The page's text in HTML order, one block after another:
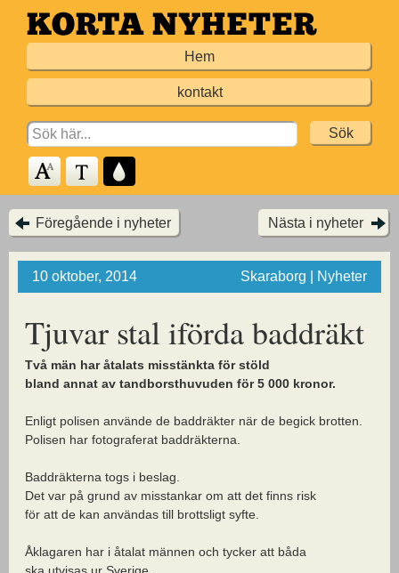
Hoppa
till
Hem
kontakt
Search
for:
Föregående i nyheter Nästa i nyheter
10 oktober, 2014 Skaraborg | Nyheter
Tjuvar stal iförda baddräkt
Två män har åtalats misstänkta för stöld
bland annat av tandborsthuvuden för 5 000 kronor.
Enligt polisen använde de baddräkter när de begick brotten.
Polisen har fotograferat baddräkterna.
Baddräkterna togs i beslag.
Det var på grund av misstankar om att det finns risk
för att de kan användas till brottsligt syfte.
Åklagaren har i åtalat männen och tycker att båda